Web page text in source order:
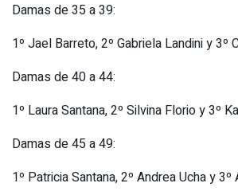
Damas de 35 a 39:
1º Jael Barreto, 2º Gabriela Landini y 3º
Damas de 40 a 44:
1º Laura Santana, 2º Silvina Florio y 3º
Damas de 45 a 49:
1º Patricia Santana, 2º Andrea Ucha y 3º